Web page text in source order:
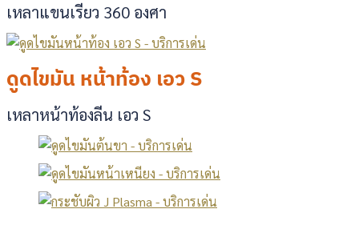
เหลาแขนเรียว 360 องศา
ดูดไขมัน หน้าท้อง เอว S
เหลาหน้าท้องลีน เอว S